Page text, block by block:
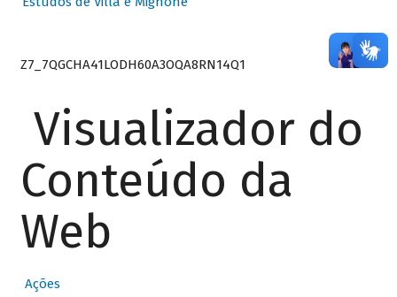
Z7_7QGCHA41LODH60A3OQA8RN14Q1
Visualizador do
Conteúdo da
Web
Ações